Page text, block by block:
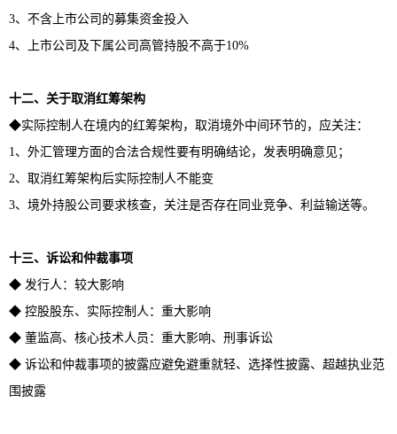
3、不含上市公司的募集资金投入
4、上市公司及下属公司高管持股不高于10%
十二、关于取消红筹架构
◆实际控制人在境内的红筹架构，取消境外中间环节的，应关注：
1、外汇管理方面的合法合规性要有明确结论，发表明确意见；
2、取消红筹架构后实际控制人不能变
3、境外持股公司要求核查，关注是否存在同业竞争、利益输送等。
十三、诉讼和仲裁事项
◆ 发行人：较大影响
◆ 控股股东、实际控制人：重大影响
◆ 董监高、核心技术人员：重大影响、刑事诉讼
◆ 诉讼和仲裁事项的披露应避免避重就轻、选择性披露、超越执业范
围披露